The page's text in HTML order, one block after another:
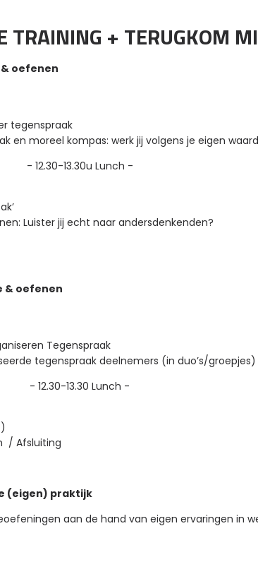
TRAINING + TERUGKOM
oefenen
tegenspraak
en moreel kompas: werk jij volgens je eigen
- 12.30-13.30u Lunch -
Luister jij echt naar andersdenkenden?
& oefenen
Tegenspraak
tegenspraak deelnemers (in duo’s/groepjes)
- 12.30-13.30 Lunch -
/ Afsluiting
(eigen) praktijk
aan de hand van eigen ervaringen in